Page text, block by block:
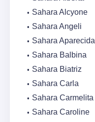
Sahara Alcyone
Sahara Angeli
Sahara Aparecida
Sahara Balbina
Sahara Biatriz
Sahara Carla
Sahara Carmelita
Sahara Caroline